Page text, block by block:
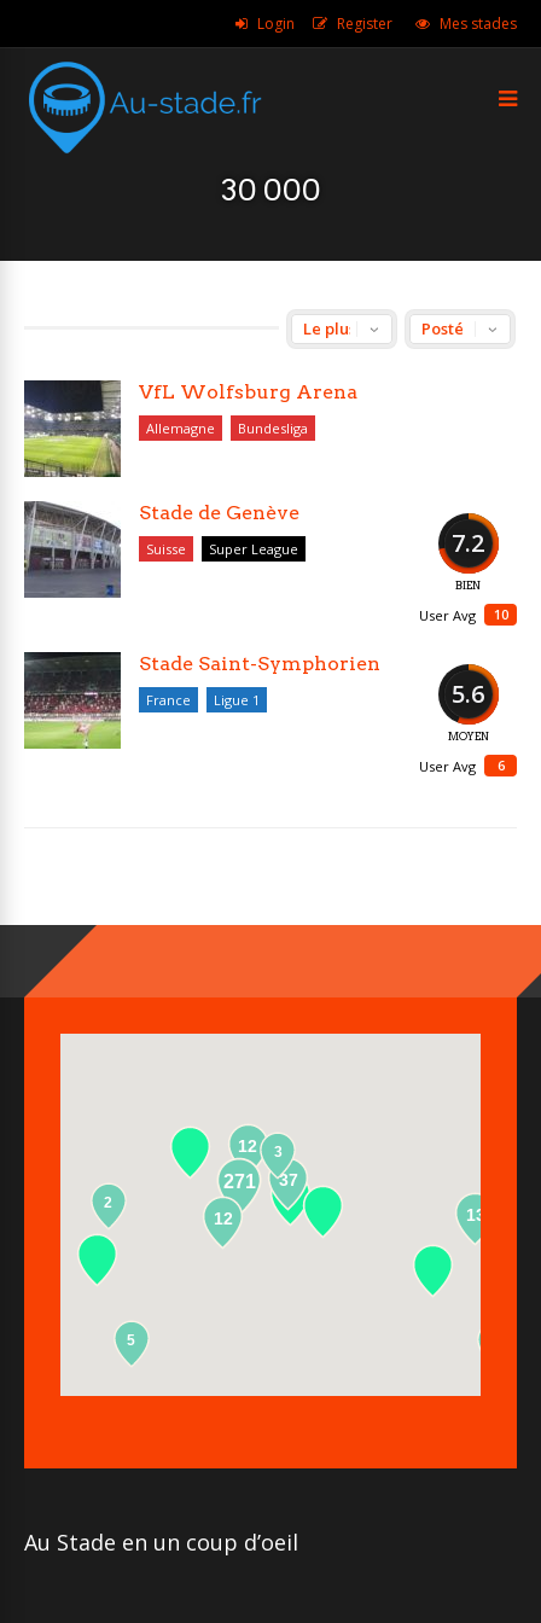
Login Register Mes stades
30 000
VfL Wolfsburg Arena
Allemagne Bundesliga
7.2
BIEN
10
User Avg
Stade de Genève
Suisse Super League
5.6
MOYEN
6
User Avg
Stade Saint-Symphorien
France Ligue 1
12
271
13
37
2
5
12
3
Au Stade en un coup d’oeil